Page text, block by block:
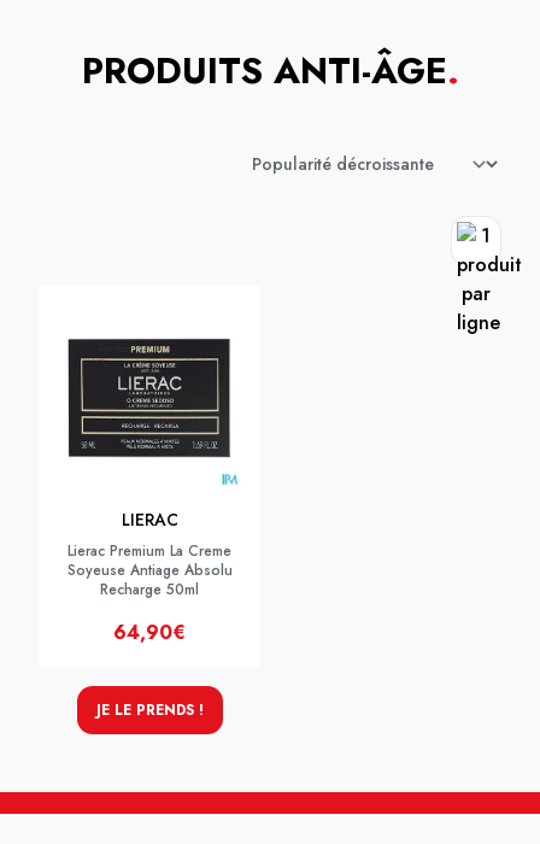
PRODUITS ANTI-ÂGE.
LIERAC
Lierac Premium La Creme
Soyeuse Antiage Absolu
Recharge 50ml
64,90€
JE LE PRENDS !